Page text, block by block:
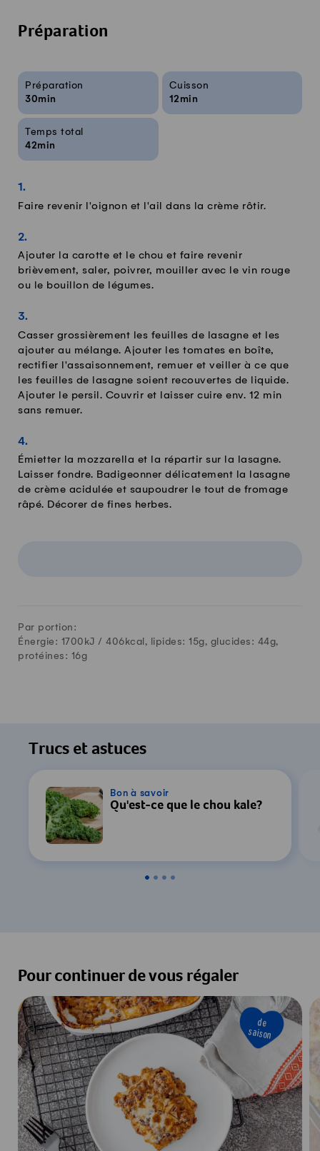
Préparation
Infos sur la recette
Préparation
30min
Cuisson
12min
Temps total
42min
Faire revenir l'oignon et l'ail dans la crème rôtir.
Ajouter la carotte et le chou et faire revenir
brièvement, saler, poivrer, mouiller avec le vin rouge
ou le bouillon de légumes.
Casser grossièrement les feuilles de lasagne et les
ajouter au mélange. Ajouter les tomates en boîte,
rectifier l'assaisonnement, remuer et veiller à ce que
les feuilles de lasagne soient recouvertes de liquide.
Ajouter le persil. Couvrir et laisser cuire env. 12 min
sans remuer.
Émietter la mozzarella et la répartir sur la lasagne.
Laisser fondre. Badigeonner délicatement la lasagne
de crème acidulée et saupoudrer le tout de fromage
râpé. Décorer de fines herbes.
Par portion:
Énergie: 1700kJ / 406 kcal, lipides: 15g, glucides: 44g,
protéines: 16g
Trucs et astuces
Bon à savoir
Qu'est-ce que le chou kale?
Pour continuer de vous régaler
de
saison